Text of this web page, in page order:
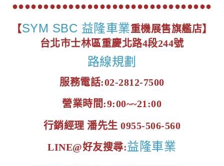
●●●●●●●●●●●●●●●●●●●●●●●●●●●●●●●●
【SYM SBC 益隆車業重機展售旗艦店】
台北市士林區重慶北路4段244號
路線規劃
服務電話:02-2812-7500
營業時間:9:00~~21:00
行銷經理 潘先生 0955-506-560
LINE@好友搜尋:益隆車業